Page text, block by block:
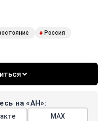
# Россия
на «АН»:
МАХ